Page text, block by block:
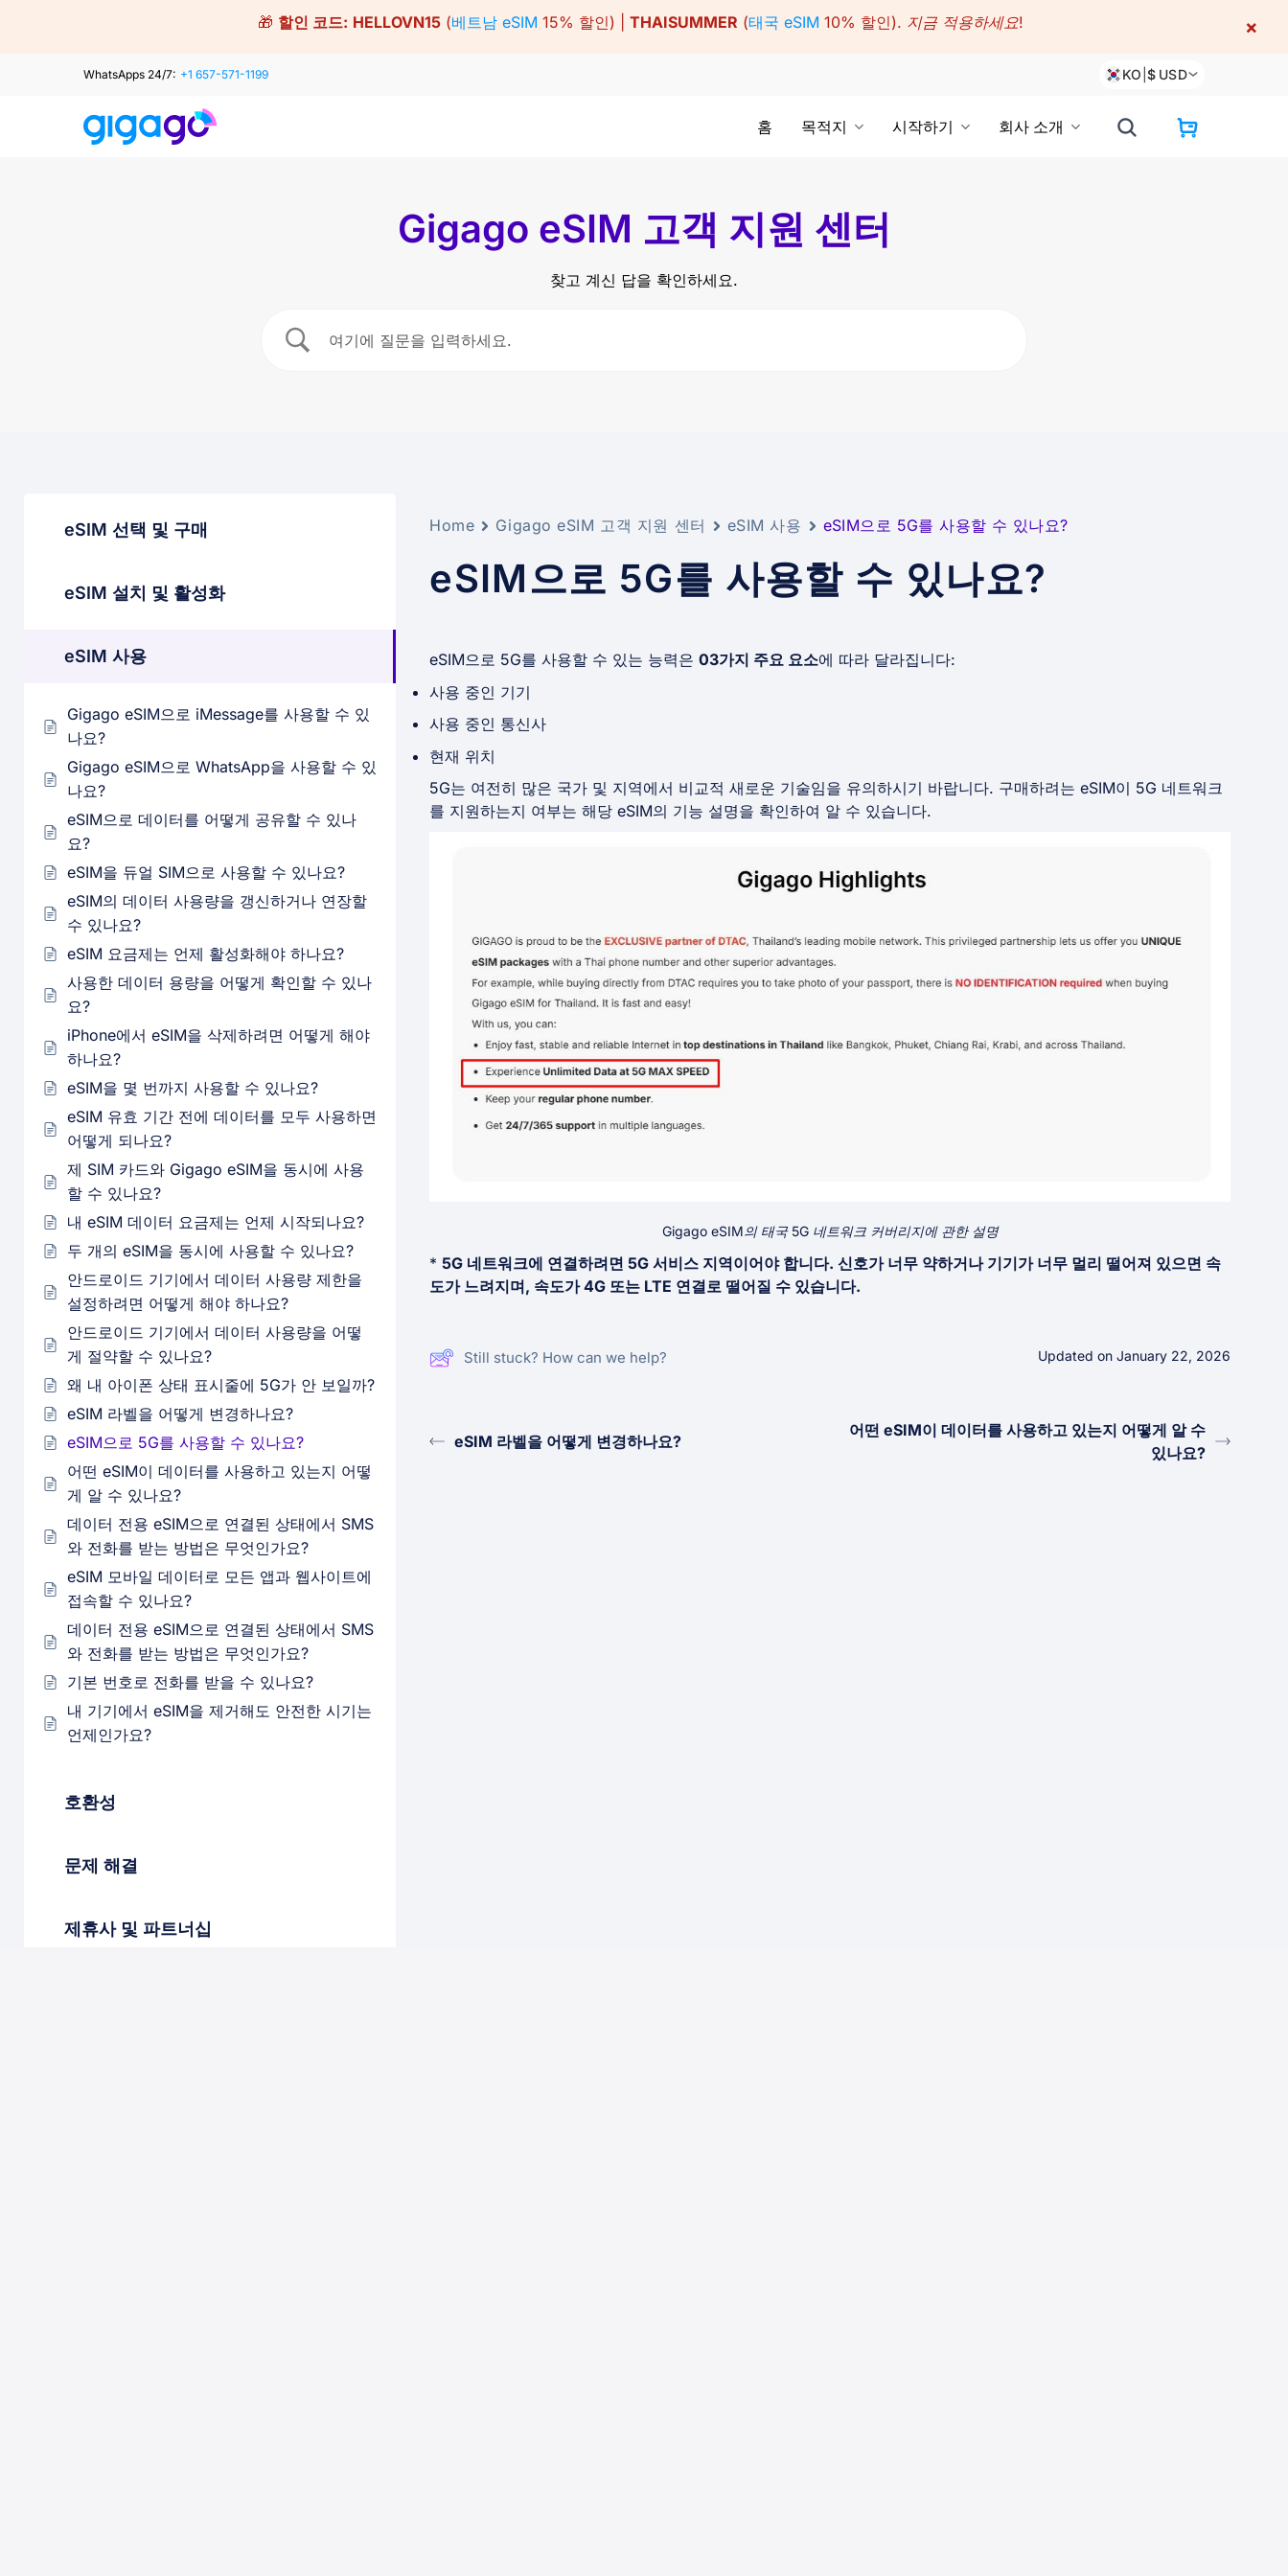
🎁 할인 코드: HELLOVN15(베트남 eSIM 15% 할인) | THAISUMMER (태국 eSIM 10% 할인). 지금 적용하세요! ×
WhatsApps 24/7: +1 657-571-1199 KO |$ USD
홈 목적지 시작하기 회사 소개
Gigago eSIM 고객 지원 센터
찾고 계신 답을 확인하세요.
eSIM 선택 및 구매
eSIM 설치 및 활성화
eSIM 사용
Gigago eSIM으로 iMessage를 사용할 수 있
나요?
Gigago eSIM으로 WhatsApp을 사용할 수 있
나요?
eSIM으로 데이터를 어떻게 공유할 수 있나
요?
eSIM을 듀얼 SIM으로 사용할 수 있나요?
eSIM의 데이터 사용량을 갱신하거나 연장할
수 있나요?
eSIM 요금제는 언제 활성화해야 하나요?
사용한 데이터 용량을 어떻게 확인할 수 있나
요?
iPhone에서 eSIM을 삭제하려면 어떻게 해야
하나요?
eSIM을 몇 번까지 사용할 수 있나요?
eSIM 유효 기간 전에 데이터를 모두 사용하면
어떻게 되나요?
제 SIM 카드와 Gigago eSIM을 동시에 사용
할 수 있나요?
내 eSIM 데이터 요금제는 언제 시작되나요?
두 개의 eSIM을 동시에 사용할 수 있나요?
안드로이드 기기에서 데이터 사용량 제한을
설정하려면 어떻게 해야 하나요?
안드로이드 기기에서 데이터 사용량을 어떻
게 절약할 수 있나요?
왜 내 아이폰 상태 표시줄에 5G가 안 보일까?
eSIM 라벨을 어떻게 변경하나요?
eSIM으로 5G를 사용할 수 있나요?
어떤 eSIM이 데이터를 사용하고 있는지 어떻
게 알 수 있나요?
데이터 전용 eSIM으로 연결된 상태에서 SMS
와 전화를 받는 방법은 무엇인가요?
eSIM 모바일 데이터로 모든 앱과 웹사이트에
접속할 수 있나요?
데이터 전용 eSIM으로 연결된 상태에서 SMS
와 전화를 받는 방법은 무엇인가요?
기본 번호로 전화를 받을 수 있나요?
내 기기에서 eSIM을 제거해도 안전한 시기는
언제인가요?
호환성
문제 해결
제휴사 및 파트너십
Home Gigago eSIM 고객 지원 센터 eSIM 사용 eSIM으로 5G를 사용할 수 있나요?
eSIM으로 5G를 사용할 수 있나요?
eSIM으로 5G를 사용할 수 있는 능력은03가지 주요 요소에 따라 달라집니다:
사용 중인 기기
사용 중인 통신사
현재 위치
5G는 여전히 많은 국가 및 지역에서 비교적 새로운 기술임을 유의하시기 바랍니다. 구매하려는 eSIM이 5G 네트워크
를 지원하는지 여부는 해당 eSIM의 기능 설명을 확인하여 알 수 있습니다.
Gigago eSIM의 태국 5G 네트워크 커버리지에 관한 설명
*5G 네트워크에 연결하려면 5G 서비스 지역이어야 합니다. 신호가 너무 약하거나 기기가 너무 멀리 떨어져 있으면 속
도가 느려지며, 속도가 4G 또는 LTE 연결로 떨어질 수 있습니다.
Still stuck? How can we help? Updated on January 22, 2026
eSIM 라벨을 어떻게 변경하나요?
어떤 eSIM이 데이터를 사용하고 있는지 어떻게 알 수
있나요?